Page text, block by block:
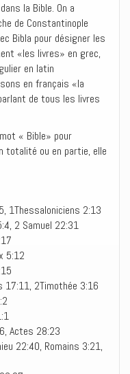
la Bible. On a
de Constantinople
Bibla pour désigner les
«les livres» en grec,
en latin
en français «la
de tous les livres
« Bible» pour
totalité ou en partie, elle
1Thessaloniciens 2:13
2 Samuel 22:31
5:12
2Timothée 3:16
Actes 28:23
22:40, Romains 3:21,